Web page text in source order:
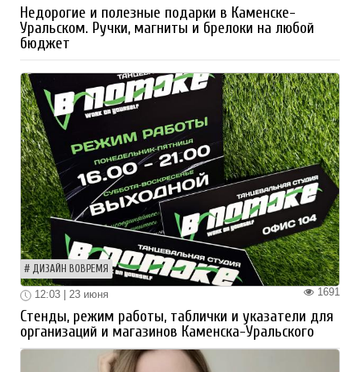
Недорогие и полезные подарки в Каменске-
Уральском. Ручки, магниты и брелоки на любой
бюджет
ДИЗАЙН ВОВРЕМЯ
1691
12:03 | 23 июня
Стенды, режим работы, таблички и указатели для
организаций и магазинов Каменска-Уральского